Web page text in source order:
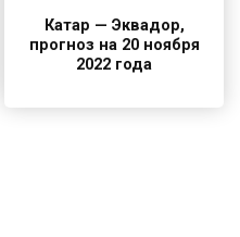
Катар — Эквадор,
прогноз на 20 ноября
2022 года